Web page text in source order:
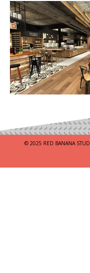
© 2025 RED BANANA